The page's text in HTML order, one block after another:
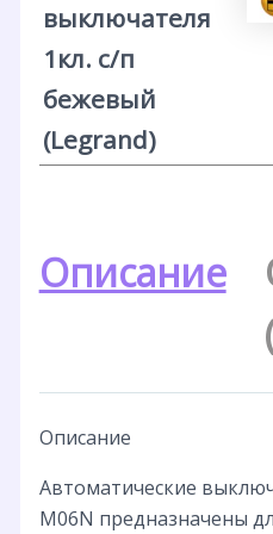
выключателя
1кл. с/п
бежевый
(Legrand)
Описание
Описание
Автоматические
M06N предназначены